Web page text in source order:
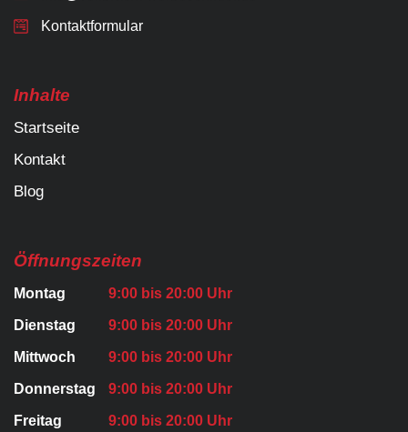
Kontaktformular
Inhalte
Startseite
Kontakt
Blog
Öffnungszeiten
Montag 9:00 bis 20:00 Uhr
Dienstag 9:00 bis 20:00 Uhr
Mittwoch 9:00 bis 20:00 Uhr
Donnerstag 9:00 bis 20:00 Uhr
Freitag 9:00 bis 20:00 Uhr